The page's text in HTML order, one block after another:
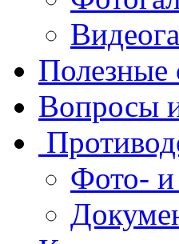
Полезные
Вопросы
Фото- и